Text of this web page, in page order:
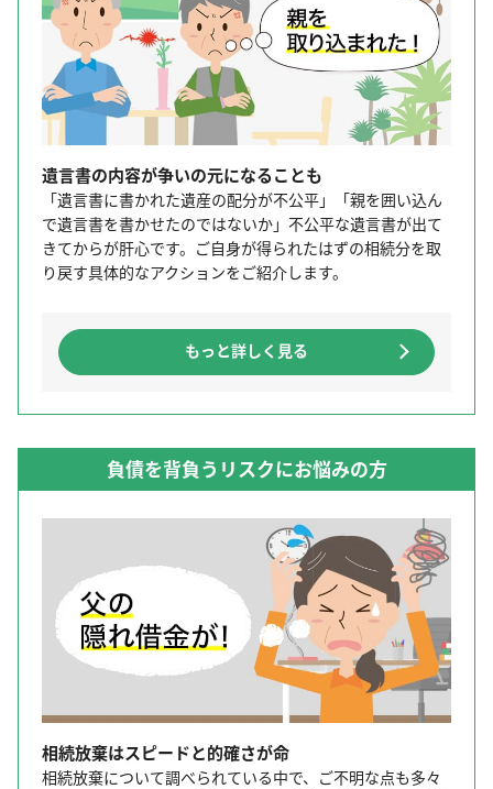
遺言書の内容が争いの元になることも
「遺言書に書かれた遺産の配分が不公平」「親を囲い込ん
で遺言書を書かせたのではないか」不公平な遺言書が出て
きてからが肝心です。ご自身が得られたはずの相続分を取
り戻す具体的なアクションをご紹介します。
もっと詳しく見る
負債を背負うリスクにお悩みの方
相続放棄はスピードと的確さが命
相続放棄について調べられている中で、ご不明な点も多々